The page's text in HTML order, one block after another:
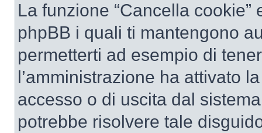
La funzione “Cancella
phpBB i quali ti mantengono
permetterti ad esempio di
l’amministrazione ha attivato
accesso o di uscita dal
potrebbe risolvere tale